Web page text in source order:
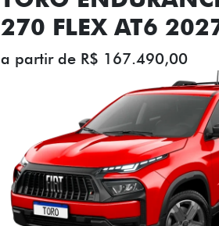
270 FLEX AT6
a partir de R$ 167.490,00